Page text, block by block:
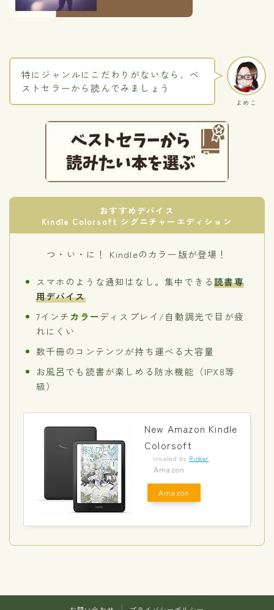
よめこ
特にジャンルにこだわりがないなら、ベ
ストセラーから読んでみましょう
おすすめデバイス
Kindle Colorsoft シグニチャーエディション
つ・い・に！ Kindleのカラー版が登場！
スマホのような通知はなし。集中できる読書専
用デバイス
7インチカラーディスプレイ/自動調光で目が疲
れにくい
数千冊のコンテンツが持ち運べる大容量
お風呂でも読書が楽しめる防水機能（IPX8等
級）
New Amazon Kindle
Colorsoft
created by Rinker
Amazon
Amazon